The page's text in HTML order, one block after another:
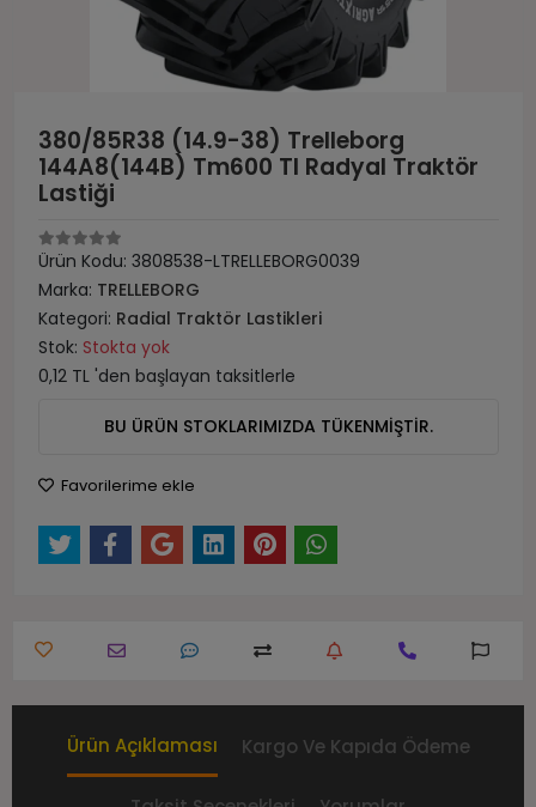
380/85R38 (14.9-38) Trelleborg
144A8(144B) Tm600 Tl Radyal Traktör
Lastiği
Ürün Kodu: 3808538-LTRELLEBORG0039
Marka: TRELLEBORG
Kategori: Radial Traktör Lastikleri
Stok: Stokta yok
0,12 TL 'den başlayan taksitlerle
BU ÜRÜN STOKLARIMIZDA TÜKENMİŞTİR.
Favorilerime ekle
Ürün Açıklaması Kargo Ve Kapıda Ödeme